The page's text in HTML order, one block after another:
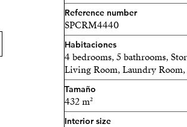
Los exteriores son un
vistas al mar, pista de
una estupenda zona de
también al fresco.
Esta propiedad lo tiene
propietario que llene la
Reference number
SPCRM4440
Habitaciones
4 bedrooms, 5 bathrooms,
Living Room, Laundry Room,
Tamaño
432 m²
Interior size